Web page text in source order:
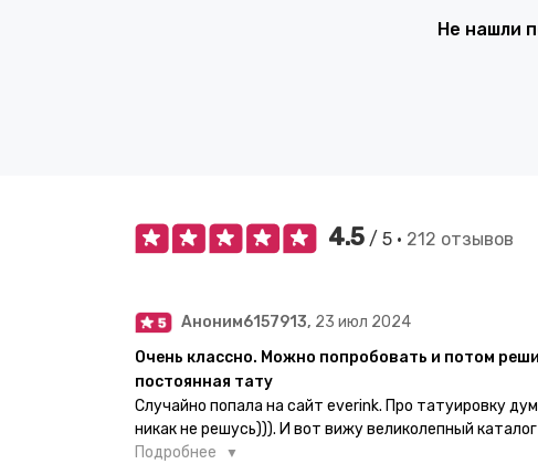
Не нашли
4.5 / 5 • 212 отзывов
Аноним6157913, 23 июл 2024
Очень классно. Можно попробовать и потом
постоянная тату
Случайно попала на сайт everink. Про татуировку
никак не решусь))). И вот вижу великолепный
вкус. Заказала и не пожалела. Супер. Выглядит как
Подробнее